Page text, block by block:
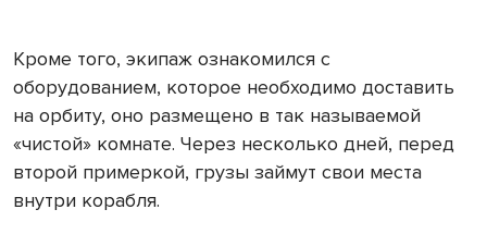
Кроме того, экипаж ознакомился с
оборудованием, которое необходимо доставить
на орбиту, оно размещено в так называемой
«чистой» комнате. Через несколько дней, перед
второй примеркой, грузы займут свои места
внутри корабля.